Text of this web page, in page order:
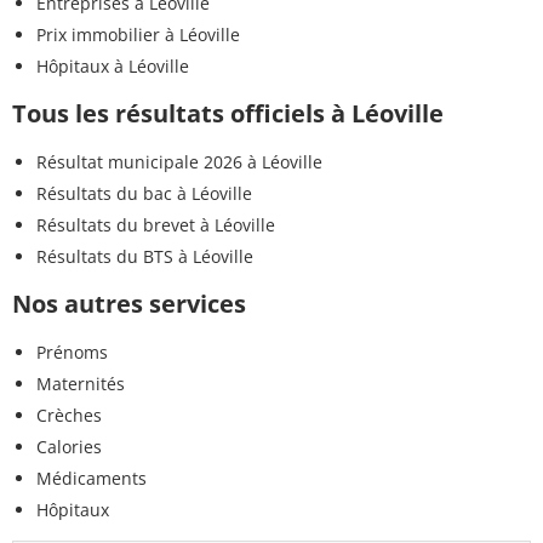
Prix immobilier à Léoville
Hôpitaux à Léoville
Tous les résultats officiels à Léoville
Résultat municipale 2026 à Léoville
Résultats du bac à Léoville
Résultats du brevet à Léoville
Résultats du BTS à Léoville
Nos autres services
Prénoms
Maternités
Crèches
Calories
Médicaments
Hôpitaux